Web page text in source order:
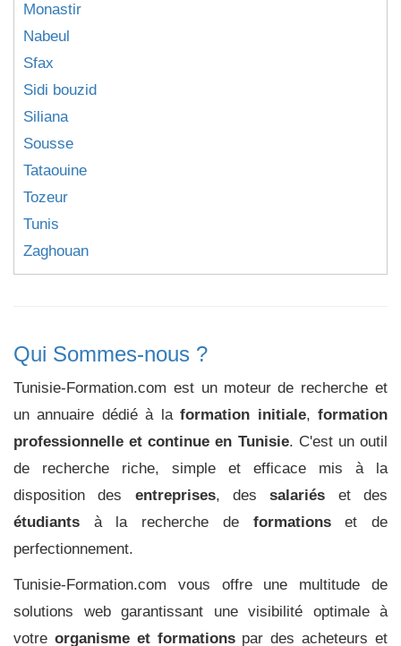
Monastir
Nabeul
Sfax
Sidi bouzid
Siliana
Sousse
Tataouine
Tozeur
Tunis
Zaghouan
Qui Sommes-nous ?
Tunisie-Formation.com est un moteur de recherche et
un annuaire dédié à laformation initiale,formation
professionnelle et continue en Tunisie. C'est un outil
de recherche riche, simple et efficace mis à la
disposition des entreprises, dessalariés et des
étudiants à la recherche de formationset de
perfectionnement.
Tunisie-Formation.com vous offre une multitude de
solutions web garantissant une visibilité optimale à
votre organisme et formationspar des acheteurs et